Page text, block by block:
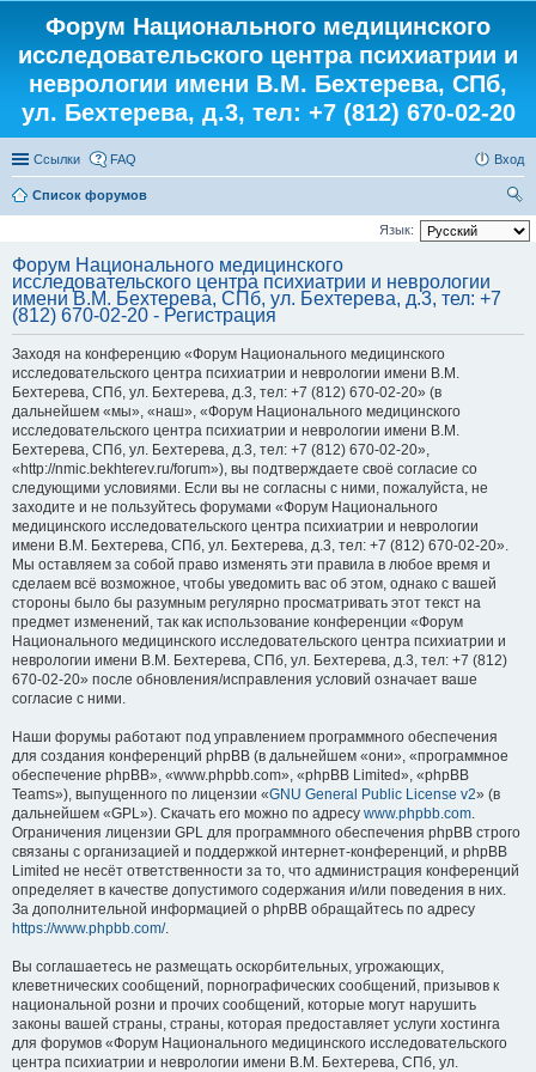
Форум Национального медицинского
исследовательского центра психиатрии и
неврологии имени В.М. Бехтерева, СПб,
ул. Бехтерева, д.3, тел: +7 (812) 670-02-20
Ссылки FAQ Вход
Список форумов
ои
Язык:
Форум Национального медицинского
исследовательского центра психиатрии и неврологии
имени В.М. Бехтерева, СПб, ул. Бехтерева, д.3, тел: +7
(812) 670-02-20 - Регистрация
Заходя на конференцию «Форум Национального медицинского
исследовательского центра психиатрии и неврологии имени В.М.
Бехтерева, СПб, ул. Бехтерева, д.3, тел: +7 (812) 670-02-20» (в
дальнейшем «мы», «наш», «Форум Национального медицинского
исследовательского центра психиатрии и неврологии имени В.М.
Бехтерева, СПб, ул. Бехтерева, д.3, тел: +7 (812) 670-02-20»,
«http://nmic.bekhterev.ru/forum»), вы подтверждаете своё согласие со
следующими условиями. Если вы не согласны с ними, пожалуйста, не
заходите и не пользуйтесь форумами «Форум Национального
медицинского исследовательского центра психиатрии и неврологии
имени В.М. Бехтерева, СПб, ул. Бехтерева, д.3, тел: +7 (812) 670-02-20».
Мы оставляем за собой право изменять эти правила в любое время и
сделаем всё возможное, чтобы уведомить вас об этом, однако с вашей
стороны было бы разумным регулярно просматривать этот текст на
предмет изменений, так как использование конференции «Форум
Национального медицинского исследовательского центра психиатрии и
неврологии имени В.М. Бехтерева, СПб, ул. Бехтерева, д.3, тел: +7 (812)
670-02-20» после обновления/исправления условий означает ваше
согласие с ними.
Наши форумы работают под управлением программного обеспечения
для создания конференций phpBB (в дальнейшем «они», «программное
обеспечение phpBB», «www.phpbb.com», «phpBB Limited», «phpBB
Teams»), выпущенного по лицензии «GNU General Public License v2» (в
дальнейшем «GPL»). Скачать его можно по адресу www.phpbb.com.
Ограничения лицензии GPL для программного обеспечения phpBB строго
связаны с организацией и поддержкой интернет-конференций, и phpBB
Limited не несёт ответственности за то, что администрация конференций
определяет в качестве допустимого содержания и/или поведения в них.
За дополнительной информацией о phpBB обращайтесь по адресу
https://www.phpbb.com/.
Вы соглашаетесь не размещать оскорбительных, угрожающих,
клеветнических сообщений, порнографических сообщений, призывов к
национальной розни и прочих сообщений, которые могут нарушить
законы вашей страны, страны, которая предоставляет услуги хостинга
для форумов «Форум Национального медицинского исследовательского
центра психиатрии и неврологии имени В.М. Бехтерева, СПб, ул.